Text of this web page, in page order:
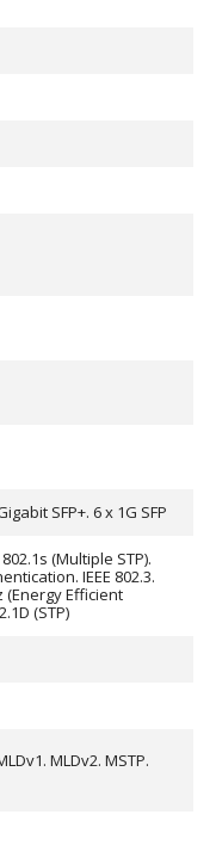
SFP+. 6 x 1G SFP
802.1s (Multiple STP).
IEEE 802.3.
(Energy Efficient
(STP)
MLDv2. MSTP.